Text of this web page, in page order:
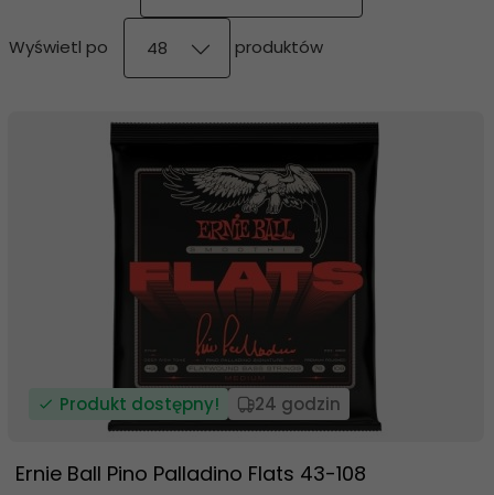
Wyświetl po
pop
48
produktów
Produkt dostępny! 24 godzin
Ernie Ball Pino Palladino Flats 43-108